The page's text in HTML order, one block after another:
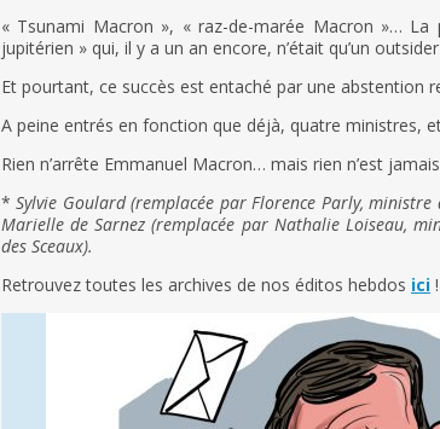
« Tsunami Macron », « raz-de-marée Macron »…
jupitérien » qui, il y a un an encore, n’était qu’un
Et pourtant, ce succès est entaché par une abstention
A peine entrés en fonction que déjà, quatre ministres,
Rien n’arrête Emmanuel Macron… mais rien n’est
*Sylvie Goulard (remplacée par Florence Parly,
Marielle de Sarnez (remplacée par Nathalie Loiseau,
des Sceaux).
Retrouvez toutes les archives de nos éditos hebdos ici !